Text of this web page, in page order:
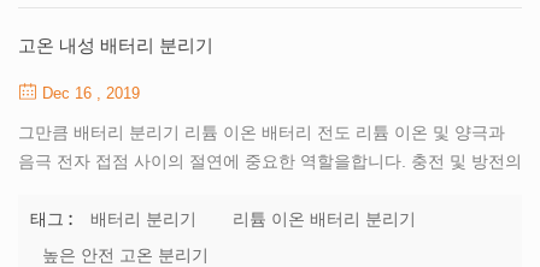
압 필름 형성 첨가제는 고전압 전해질을 개발하는 효과적인 방법이
다. 경제적으로 후자가 종종 선호됩니다. 전해질의 ...
고온 내성 배터리 분리기
Dec 16 , 2019
그만큼 배터리 분리기 리튬 이온 배터리 전도 리튬 이온 및 양극과
음극 전자 접점 사이의 절연에 중요한 역할을합니다. 충전 및 방전의
성 요소입니다. 리튬 배터리의 사용에서, 배터리가 과충전되거나 더
높은 온도에서, 격리 판은 배터리 양극 및 음극 접점을 효과적으로
태그 : 배터리 분리기
리튬 이온 배터리 분리기
높은 안전 고온 분리기